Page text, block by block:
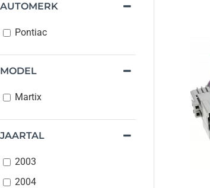
JAARTAL
2003
2004
MODEL
Martix
AUTOMERK
Pontiac